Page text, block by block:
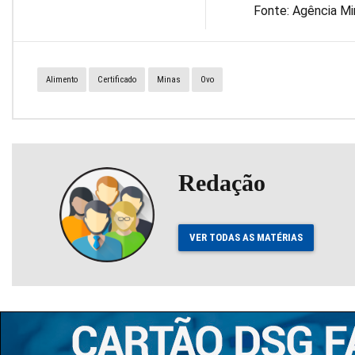
Fonte: Agência
Alimento Certificado Minas Ovo
Redação
VER TODAS AS MATÉRIAS